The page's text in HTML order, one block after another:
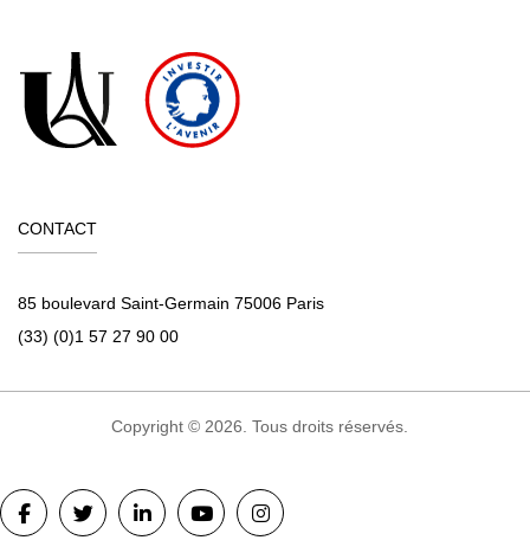
CONTACT
85 boulevard Saint-Germain 75006 Paris
(33) (0)1 57 27 90 00
Copyright © 2026. Tous droits réservés.